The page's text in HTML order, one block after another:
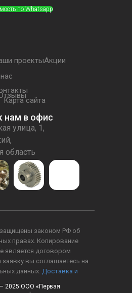
улица, 1,
область
проектыАкции
нам в офис
по Whatsapp
законом РФ об
правах. Копирование
является договором
вы соглашаетесь на
данных. Доставка и
2025 ООО «Первая
Карта сайта